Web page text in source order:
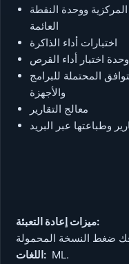
ووحدة النقطة
العائمة
اختبارات أداء الذاكرة
وحدة اختبار أداء القرص
المحتملة للبرامج
والأجهزة
معالج التقارير
وطباعتها عبر البريد
ميزات إعادة التعبئة:
اللغات: ML.